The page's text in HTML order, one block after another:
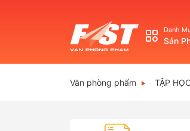
Danh
Sản
Văn phòng phẩm TẬP